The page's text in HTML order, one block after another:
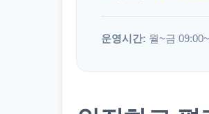
운영시간: 월~금